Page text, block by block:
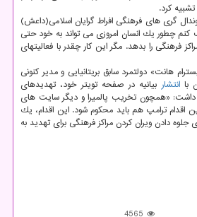
كرد.
گری های فرهنگی افراط گرایان اسلامی(داعش)
كنم چطور یك انسان امروزی می تواند به خود حتی
فرهنگی را بدهد. مگر این كار چقدر با فعالیتهای
هانت» دولتمرد سابق بریتانیایی و مدیر كنونی
باانتشاربیانیه در صفحه تویتر خود، تهدیدهای
داشت: «همچون تخریب پالمیرا و دیگر سایت های
ترامپ هم باید محكوم شود. این اقدام، یك
دادن ویران كردن مراكز فرهنگی برای تهدید به